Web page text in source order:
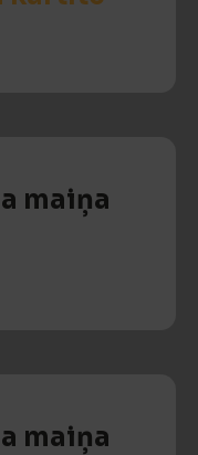
maiņa
maiņa